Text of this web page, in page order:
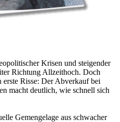
Krisen und steigender
Richtung Allzeithoch. Doch
erste Risse: Der Abverkauf bei
macht deutlich, wie schnell sich
Gemengelage aus schwacher